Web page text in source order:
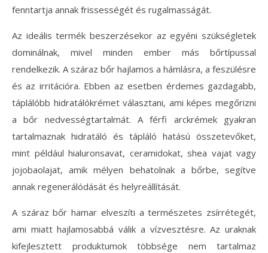
fenntartja annak frissességét és rugalmasságát.
Az ideális termék beszerzésekor az egyéni szükségletek
dominálnak, mivel minden ember más bőrtípussal
rendelkezik. A száraz bőr hajlamos a hámlásra, a feszülésre
és az irritációra. Ebben az esetben érdemes gazdagabb,
táplálóbb hidratálókrémet választani, ami képes megőrizni
a bőr nedvességtartalmát. A férfi arckrémek gyakran
tartalmaznak hidratáló és tápláló hatású összetevőket,
mint például hialuronsavat, ceramidokat, shea vajat vagy
jojobaolajat, amik mélyen behatolnak a bőrbe, segítve
annak regenerálódását és helyreállítását.
A száraz bőr hamar elveszíti a természetes zsírrétegét,
ami miatt hajlamosabbá válik a vízvesztésre. Az uraknak
kifejlesztett produktumok többsége nem tartalmaz